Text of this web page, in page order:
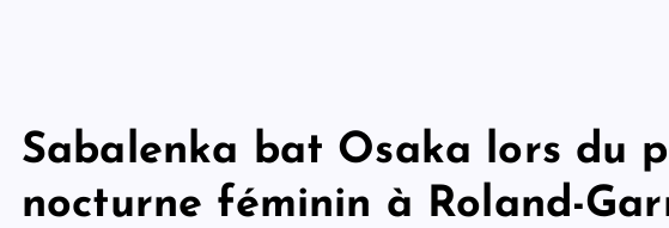
Sabalenka bat Osaka lors du
nocturne féminin à Roland-